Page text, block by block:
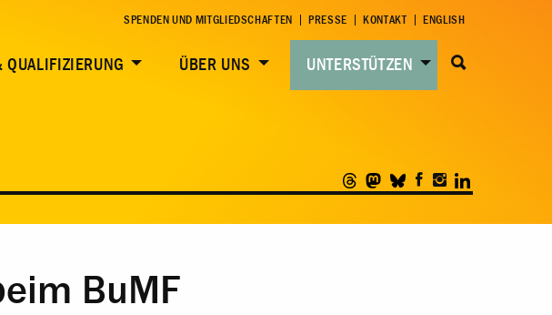
SPENDEN UND MITGLIEDSCHAFTEN PRESSE KONTAKT ENGLISH
QUALIFIZIERUNG ÜBER UNS UNTERSTÜTZEN
BuMF